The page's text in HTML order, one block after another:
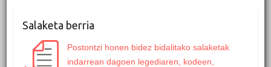
Salaketa berria
Postontzi honen bidez bidalitako salaketak
indarrean dagoen legediaren, kodeen,